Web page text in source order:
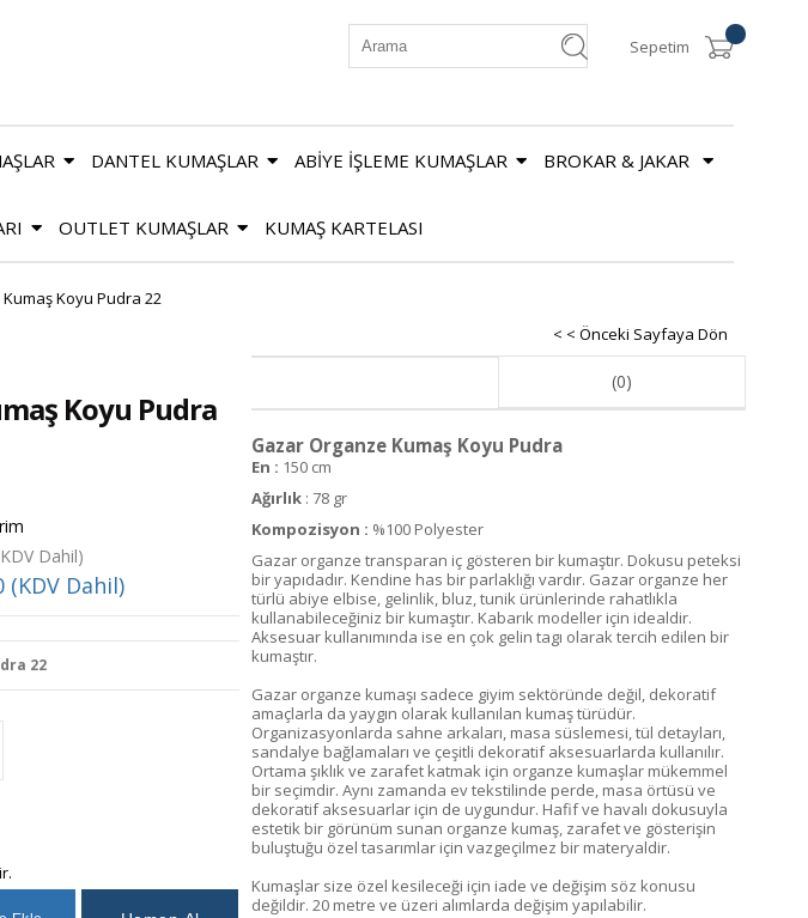
Sepetim
DANTEL KUMAŞLAR ABİYE İŞLEME KUMAŞLAR BROKAR & JAKAR
OUTLET KUMAŞLAR KUMAŞ KARTELASI
Koyu Pudra 22
< < Önceki Sayfaya Dön
Koyu Pudra
Dahil)
(KDV Dahil)
22
(0)
Gazar Organze Kumaş Koyu Pudra
En : 150 cm
Ağırlık : 78 gr
Kompozisyon : %100 Polyester
Gazar organze transparan iç gösteren bir kumaştır. Dokusu peteksi
bir yapıdadır. Kendine has bir parlaklığı vardır. Gazar organze her
türlü abiye elbise, gelinlik, bluz, tunik ürünlerinde rahatlıkla
kullanabileceğiniz bir kumaştır. Kabarık modeller için idealdir.
Aksesuar kullanımında ise en çok gelin tagı olarak tercih edilen bir
kumaştır.
Gazar organze kumaşı sadece giyim sektöründe değil, dekoratif
amaçlarla da yaygın olarak kullanılan kumaş türüdür.
Organizasyonlarda sahne arkaları, masa süslemesi, tül detayları,
sandalye bağlamaları ve çeşitli dekoratif aksesuarlarda kullanılır.
Ortama şıklık ve zarafet katmak için organze kumaşlar mükemmel
bir seçimdir. Aynı zamanda ev tekstilinde perde, masa örtüsü ve
dekoratif aksesuarlar için de uygundur. Hafif ve havalı dokusuyla
estetik bir görünüm sunan organze kumaş, zarafet ve gösterişin
buluştuğu özel tasarımlar için vazgeçilmez bir materyaldir.
Kumaşlar size özel kesileceği için iade ve değişim söz konusu
değildir. 20 metre ve üzeri alımlarda değişim yapılabilir.